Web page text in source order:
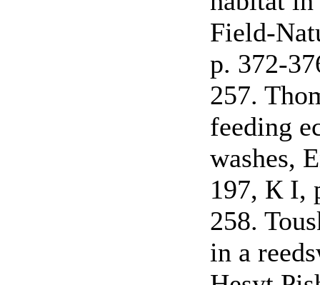
Field-
p. 372-
257.
feeding
washes,
197, К I,
258.
in a